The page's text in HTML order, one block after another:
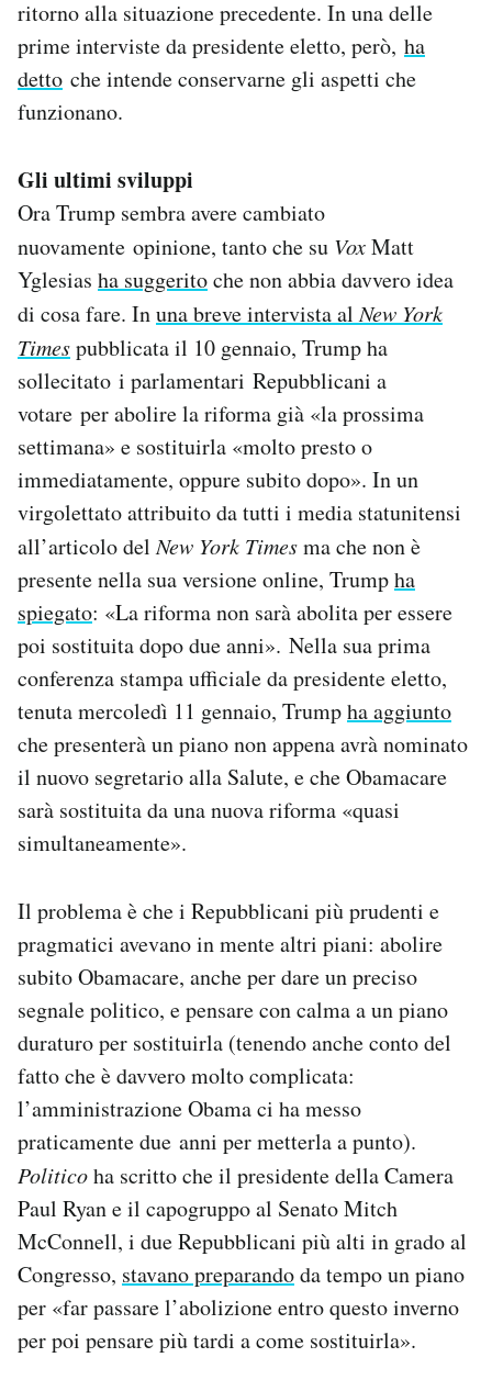
ritorno alla situazione precedente. In una delle
prime interviste da presidente eletto, però, ha
detto che intende conservarne gli aspetti che
funzionano.
Gli ultimi sviluppi
Ora Trump sembra avere cambiato
nuovamente opinione, tanto che su VoxMatt
Yglesias ha suggeritoche non abbia davvero idea
di cosa fare. Inuna breve intervista alNew York
Timespubblicata il 10 gennaio, Trump ha
sollecitato i parlamentari Repubblicani a
votare per abolire la riforma già «la prossima
settimana» e sostituirla «molto presto o
immediatamente, oppure subito dopo». In un
virgolettato attribuito da tutti i media statunitensi
all’articolo delNew York Timesma che non è
presente nella sua versione online, Trumpha
spiegato: «La riforma non sarà abolita per essere
poi sostituita dopo due anni». Nella sua prima
conferenza stampa ufficiale da presidente eletto,
tenuta mercoledì 11 gennaio, Trumpha aggiunto
che presenterà un piano non appena avrà nominato
il nuovo segretario alla Salute, e che Obamacare
sarà sostituita da una nuova riforma «quasi
simultaneamente».
Il problema è che i Repubblicani più prudenti e
pragmatici avevano in mente altri piani: abolire
subito Obamacare, anche per dare un preciso
segnale politico, e pensare con calma a un piano
duraturo per sostituirla (tenendo anche conto del
fatto che è davvero molto complicata:
l’amministrazione Obama ci ha messo
praticamente due anni per metterla a punto).
Politicoha scritto che il presidente della Camera
Paul Ryan e il capogruppo al Senato Mitch
McConnell, i due Repubblicani più alti in grado al
Congresso, stavano preparandoda tempo un piano
per «far passare l’abolizione entro questo inverno
per poi pensare più tardi a come sostituirla».